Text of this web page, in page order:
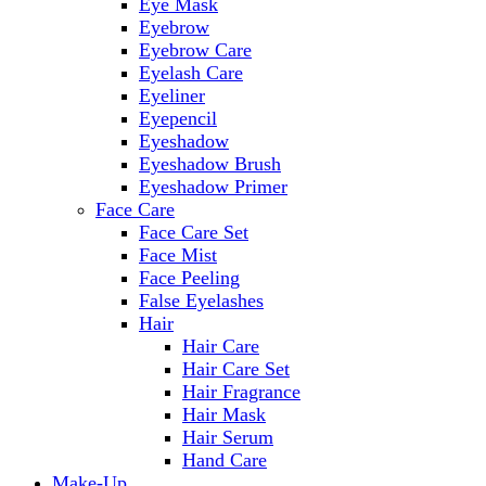
Eye Mask
Eyebrow
Eyebrow Care
Eyelash Care
Eyeliner
Eyepencil
Eyeshadow
Eyeshadow Brush
Eyeshadow Primer
Face Care
Face Care Set
Face Mist
Face Peeling
False Eyelashes
Hair
Hair Care
Hair Care Set
Hair Fragrance
Hair Mask
Hair Serum
Hand Care